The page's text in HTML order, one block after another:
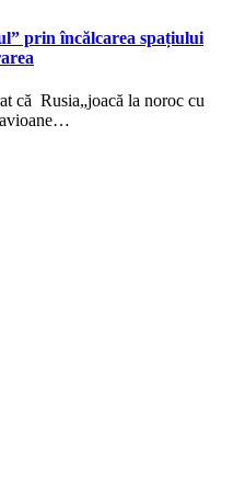
prin încălcarea spațiului
că Rusia„joacă la noroc cu
avioane…